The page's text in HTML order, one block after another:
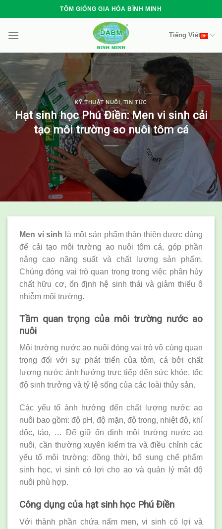
to
content
TÔM GIỐNG GIA HÓA BÌNH MINH
Tiếng Việt
KỸ THUẬT NUÔI , TIN TỨC
Hạt sinh học Phú Điền: Men vi sinh cải
tạo môi trường ao nuôi tôm cá
Men vi sinh là một sản phẩm thân thiện được dùng
để cải tạo môi trường ao nuôi tôm cá, góp phần
nâng cao năng suất và chất lượng sản phẩm.
Chúng đóng vai trò quan trọng trong việc phân hủy
chất hữu cơ, ổn định hệ sinh thái và giảm thiểu ô
nhiễm môi trường.
Tầm quan trọng của môi trường nước ao
nuôi
Môi trường nước ao nuôi đóng vai trò vô cùng quan
trọng đối với sự phát triển của tôm, cá bởi chất
lượng nước ảnh hưởng trực tiếp đến sức khỏe, tốc
độ sinh trưởng và tỷ lệ sống của các loài thủy sản.
Các yếu tố ảnh hưởng đến chất lượng nước ao
nuôi bao gồm: độ pH, độ mặn, độ trong, nhiệt độ, khí
độc, tảo, … Để giữ ổn định môi trường nước ao
nuôi, cần thường xuyên kiểm tra và điều chỉnh các
yếu tố môi trường; đồng thời, bổ sung chế phẩm
sinh học, vi sinh có lợi cho ao và quản lý mật độ
nuôi phù hợp.
Công dụng của hạt sinh học Phú Điền
Với thành phần chứa nấm men, vi sinh có lợi và